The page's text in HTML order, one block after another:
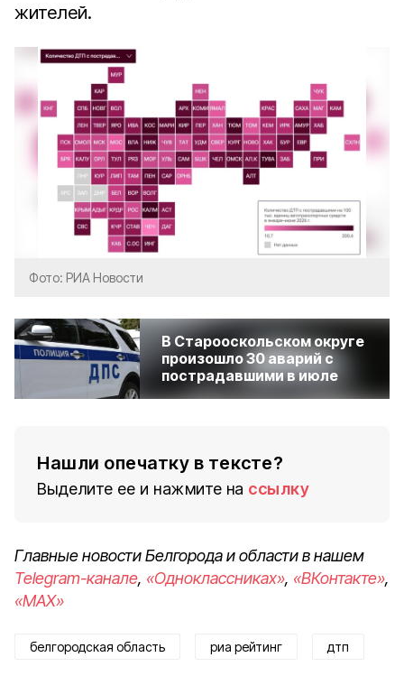
жителей.
Фото: РИА Новости
В Старооскольском округе
произошло 30 аварий с
пострадавшими в июле
Нашли опечатку в тексте?
Выделите ее и нажмите на ссылку
Главные новости Белгорода и области в нашем
Telegram-канале, «Одноклассниках», «ВКонтакте»,
«MAX»
белгородская область риа рейтинг дтп